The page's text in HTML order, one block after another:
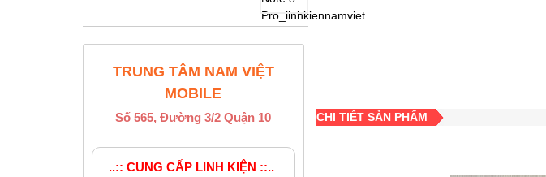
CHI TIẾT SẢN PHẨM
TRUNG TÂM NAM VIỆT
MOBILE
Số 565, Đường 3/2 Quận 10
..:: CUNG CẤP LINH KIỆN ::..